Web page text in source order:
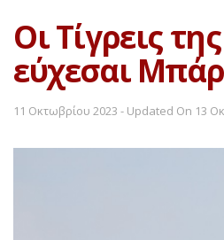
Οι Τίγρεις
εύχεσαι
11 Οκτωβρίου 2023 - Updated On 13